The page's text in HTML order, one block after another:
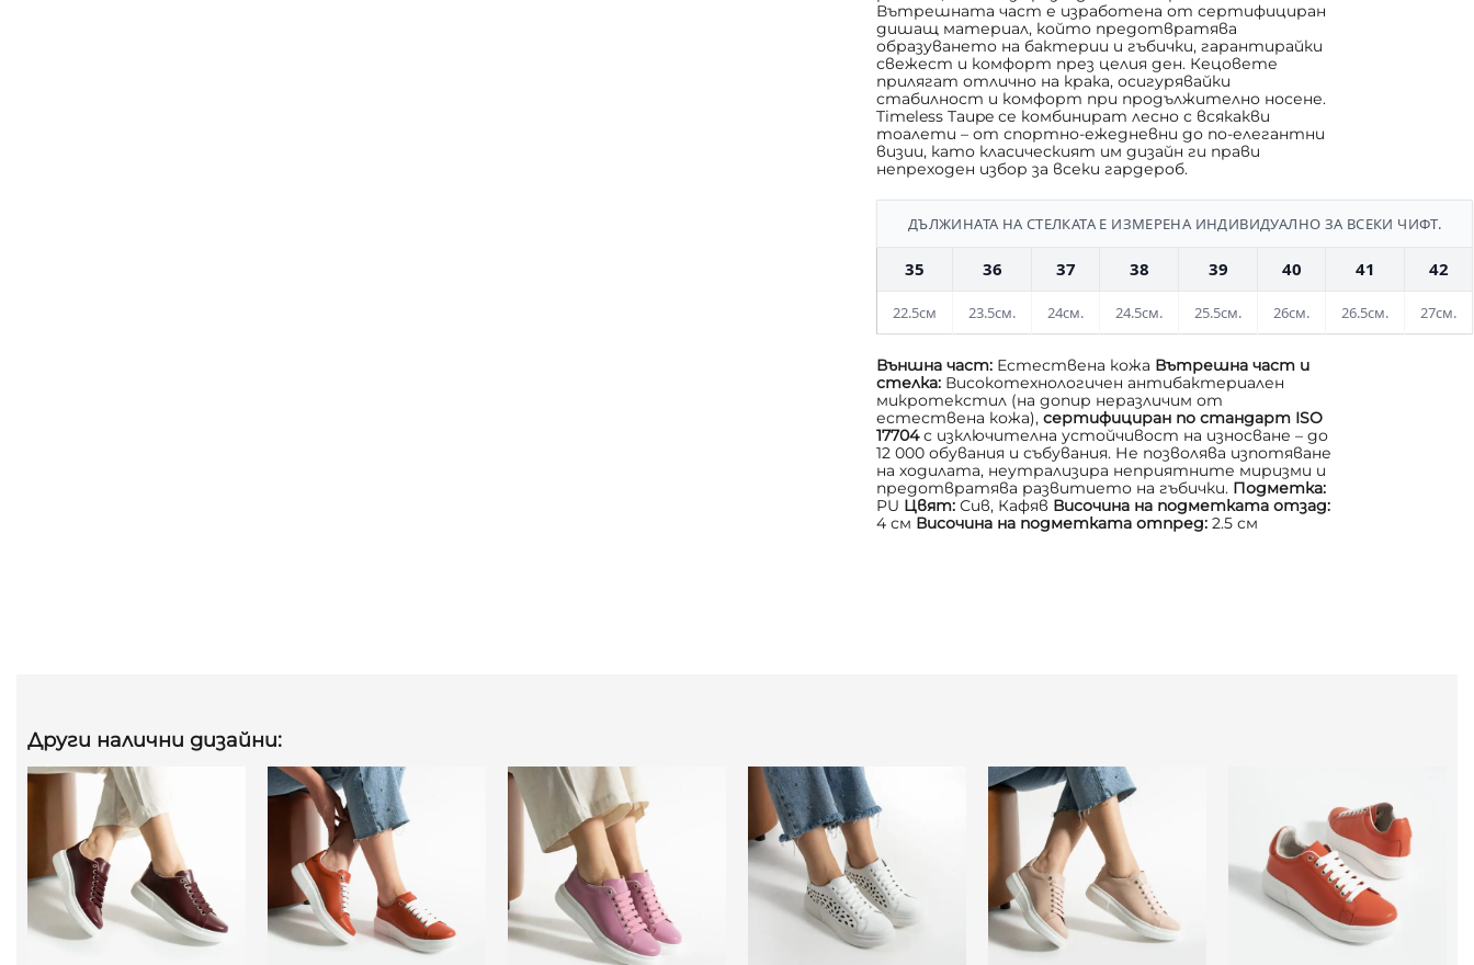
Вътрешната част е изработена от сертифициран
дишащ материал, който предотвратява
образуването на бактерии и гъбички, гарантирайки
свежест и комфорт през целия ден. Кецовете
прилягат отлично на крака, осигурявайки
стабилност и комфорт при продължително носене.
Timeless Taupe се комбинират лесно с всякакви
тоалети – от спортно-ежедневни до по-елегантни
визии, като класическият им дизайн ги прави
непреходен избор за всеки гардероб.
ДЪЛЖИНАТА НА СТЕЛКАТА Е ИЗМЕРЕНА ИНДИВИДУАЛНО ЗА ВСЕКИ ЧИФТ.
35 36 37 38 39 40 41 42
22.5см 23.5см. 24см. 24.5см. 25.5см. 26см. 26.5см. 27см.
Външна част: Естествена кожа Вътрешна част и
стелка: Високотехнологичен антибактериален
микротекстил (на допир неразличим от
естествена кожа), сертифициран по стандарт ISO
17704с изключителна устойчивост на износване – до
12 000 обувания и събувания. Не позволява изпотяване
на ходилата, неутрализира неприятните миризми и
предотвратява развитието на гъбички. Подметка:
PU Цвят: Сив, Кафяв Височина на подметката отзад:
4 см Височина на подметката отпред: 2.5 см
Други налични дизайни: